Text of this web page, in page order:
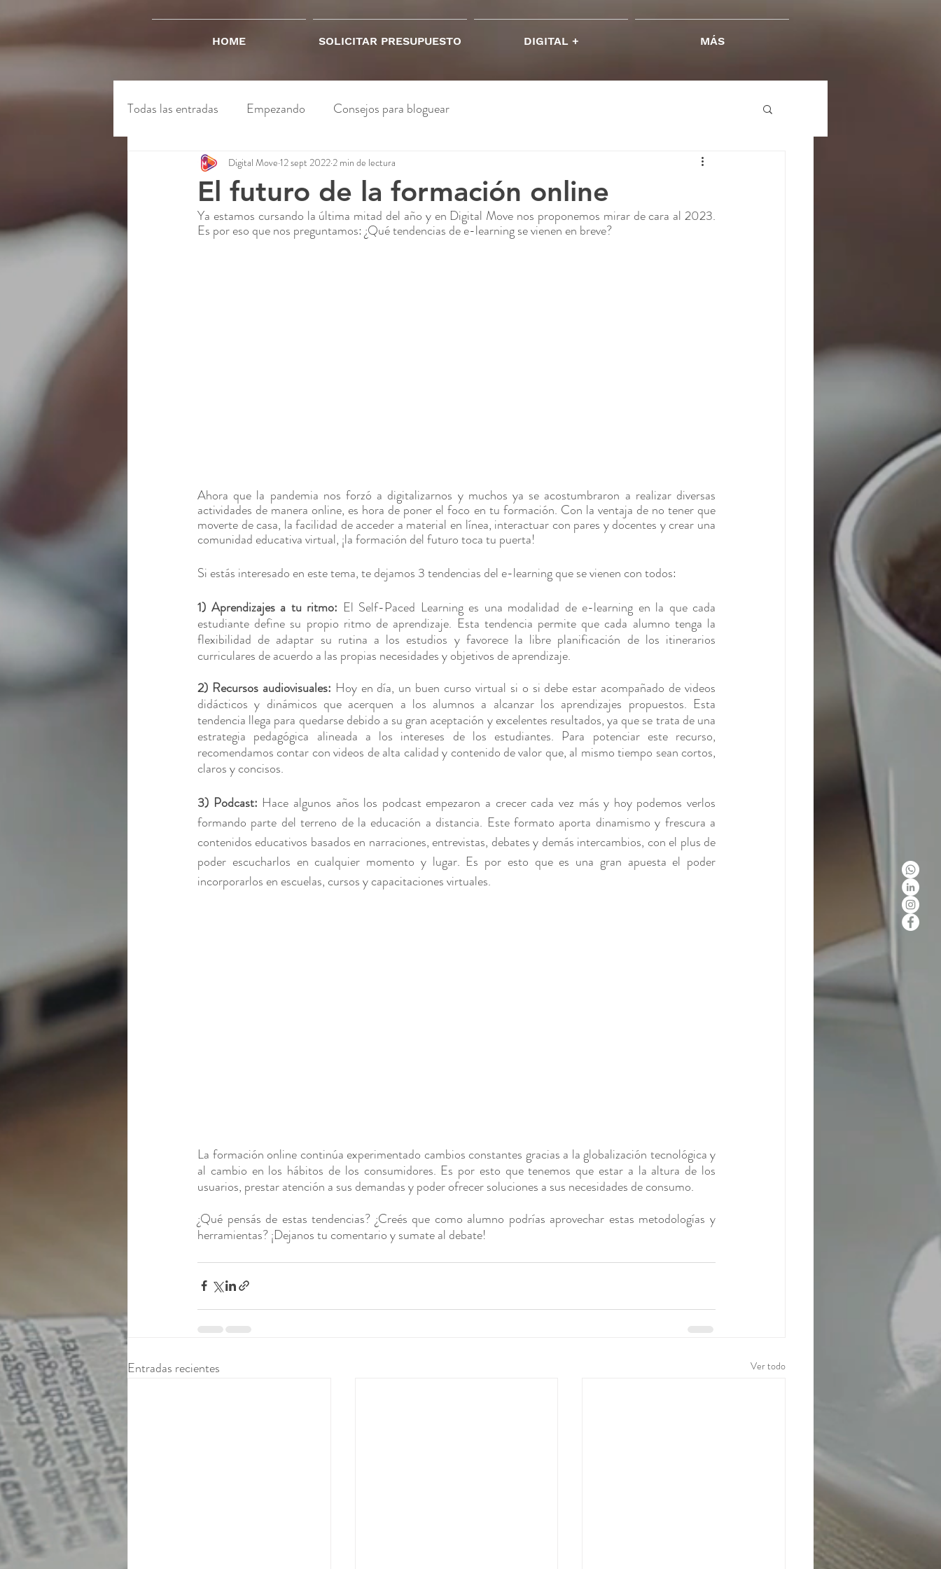
HOME SOLICITAR PRESUPUESTO DIGITAL + MÁS
Todas las entradas Empezando Consejos para bloguear
El futuro de la formación online
Digital Move 12 sept 2022 2 min de lectura
Ya estamos cursando la última mitad del año y en Digital Move nos proponemos mirar de cara al 2023.
Es por eso que nos preguntamos: ¿Qué tendencias de e-learning se vienen en breve?
Ahora que la pandemia nos forzó a digitalizarnos y muchos ya se acostumbraron a realizar diversas
actividades de manera online, es hora de poner el foco en tu formación. Con la ventaja de no tener que
moverte de casa, la facilidad de acceder a material en línea, interactuar con pares y docentes y crear una
comunidad educativa virtual, ¡la formación del futuro toca tu puerta!
Si estás interesado en este tema, te dejamos 3 tendencias del e-learning que se vienen con todos:
1) Aprendizajes a tu ritmo: El Self-Paced Learning es una modalidad de e-learning en la que cada
estudiante define su propio ritmo de aprendizaje. Esta tendencia permite que cada alumno tenga la
flexibilidad de adaptar su rutina a los estudios y favorece la libre planificación de los itinerarios
curriculares de acuerdo a las propias necesidades y objetivos de aprendizaje.
2) Recursos audiovisuales: Hoy en día, un buen curso virtual si o si debe estar acompañado de videos
didácticos y dinámicos que acerquen a los alumnos a alcanzar los aprendizajes propuestos. Esta
tendencia llega para quedarse debido a su gran aceptación y excelentes resultados, ya que se trata de una
estrategia pedagógica alineada a los intereses de los estudiantes. Para potenciar este recurso,
recomendamos contar con videos de alta calidad y contenido de valor que, al mismo tiempo sean cortos,
claros y concisos.
3) Podcast: Hace algunos años los podcast empezaron a crecer cada vez más y hoy podemos verlos
formando parte del terreno de la educación a distancia. Este formato aporta dinamismo y frescura a
contenidos educativos basados en narraciones, entrevistas, debates y demás intercambios, con el plus de
poder escucharlos en cualquier momento y lugar. Es por esto que es una gran apuesta el poder
incorporarlos en escuelas, cursos y capacitaciones virtuales.
La formación online continúa experimentado cambios constantes gracias a la globalización tecnológica y
al cambio en los hábitos de los consumidores. Es por esto que tenemos que estar a la altura de los
usuarios, prestar atención a sus demandas y poder ofrecer soluciones a sus necesidades de consumo.
¿Qué pensás de estas tendencias? ¿Creés que como alumno podrías aprovechar estas metodologías y
herramientas? ¡Dejanos tu comentario y sumate al debate!
Entradas recientes Ver todo